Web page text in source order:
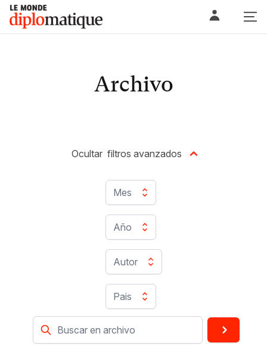
Skip
content
Le monde diplomatique
Archivo
Mes
Año
Autor
Pais
Ocultar filtros avanzados